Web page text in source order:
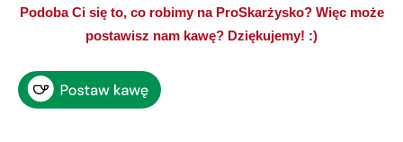
Podoba Ci się to, co robimy na ProSkarżysko? Więc może
postawisz nam kawę? Dziękujemy! :)